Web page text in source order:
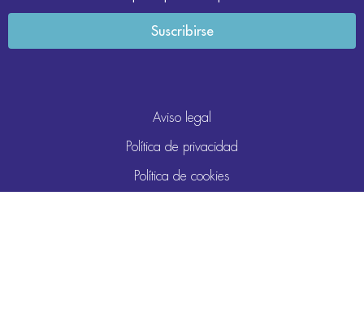
Aviso legal
Política de privacidad
Política de cookies